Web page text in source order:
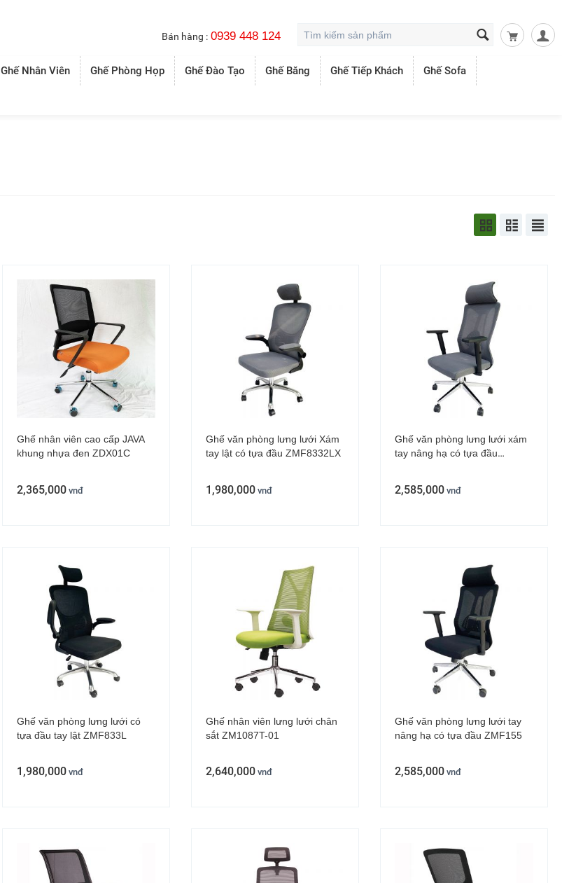
Giỏ hàng
Bán hàng : 0939 448 124
Ghế Nhân Viên Ghế Phòng Họp Ghế Đào Tạo Ghế Băng Ghế Tiếp Khách Ghế Sofa
Ghế nhân viên cao cấp JAVA
khung nhựa đen ZDX01C
2,365,000 vnđ
Ghế văn phòng lưng lưới Xám
tay lật có tựa đầu ZMF8332LX
1,980,000 vnđ
Ghế văn phòng lưng lưới xám
tay nâng hạ có tựa đầu
2,585,000 vnđ
Ghế văn phòng lưng lưới có
tựa đầu tay lật ZMF833L
1,980,000 vnđ
Ghế nhân viên lưng lưới chân
sắt ZM1087T-01
2,640,000 vnđ
Ghế văn phòng lưng lưới tay
nâng hạ có tựa đầu ZMF155
2,585,000 vnđ